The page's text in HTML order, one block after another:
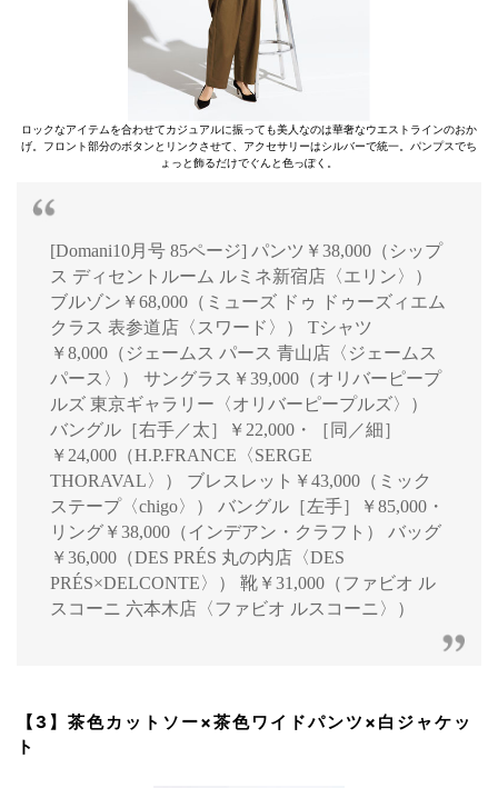
ロックなアイテムを合わせてカジュアルに振っても美人なのは華奢なウエストラインのおか
げ。フロント部分のボタンとリンクさせて、アクセサリーはシルバーで統一。パンプスでち
ょっと飾るだけでぐんと色っぽく。
[Domani10月号 85ページ] パンツ￥38,000（シップ
ス ディセントルーム ルミネ新宿店〈エリン〉）
ブルゾン￥68,000（ミューズ ドゥ ドゥーズィエム
クラス 表参道店〈スワード〉） Tシャツ
￥8,000（ジェームス パース 青山店〈ジェームス
パース〉） サングラス￥39,000（オリバーピープ
ルズ 東京ギャラリー〈オリバーピープルズ〉）
バングル［右手／太］￥22,000・［同／細］
￥24,000（H.P.FRANCE〈SERGE
THORAVAL〉） ブレスレット￥43,000（ミック
ステープ〈chigo〉） バングル［左手］￥85,000・
リング￥38,000（インデアン・クラフト） バッグ
￥36,000（DES PRÉS 丸の内店〈DES
PRÉS×DELCONTE〉） 靴￥31,000（ファビオ ル
スコーニ 六本木店〈ファビオ ルスコーニ〉）
【3】茶色カットソー×茶色ワイドパンツ×白ジャケッ
ト